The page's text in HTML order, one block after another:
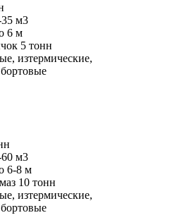
35 м3
6 м
5 тонн
изтермические,
60 м3
6-8 м
10 тонн
изтермические,